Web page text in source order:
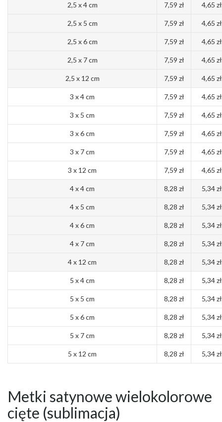
2,5 x 4 cm 7,59 zł 4,65 zł
2,5 x 5 cm 7,59 zł 4,65 zł
2,5 x 6 cm 7,59 zł 4,65 zł
2,5 x 7 cm 7,59 zł 4,65 zł
2,5 x 12 cm 7,59 zł 4,65 zł
3 x 4 cm 7,59 zł 4,65 zł
3 x 5 cm 7,59 zł 4,65 zł
3 x 6 cm 7,59 zł 4,65 zł
3 x 7 cm 7,59 zł 4,65 zł
3 x 12 cm 7,59 zł 4,65 zł
4 x 4 cm 8,28 zł 5,34 zł
4 x 5 cm 8,28 zł 5,34 zł
4 x 6 cm 8,28 zł 5,34 zł
4 x 7 cm 8,28 zł 5,34 zł
4 x 12 cm 8,28 zł 5,34 zł
5 x 4 cm 8,28 zł 5,34 zł
5 x 5 cm 8,28 zł 5,34 zł
5 x 6 cm 8,28 zł 5,34 zł
5 x 7 cm 8,28 zł 5,34 zł
5 x 12 cm 8,28 zł 5,34 zł
Metki satynowe wielokolorowe
cięte (sublimacja)